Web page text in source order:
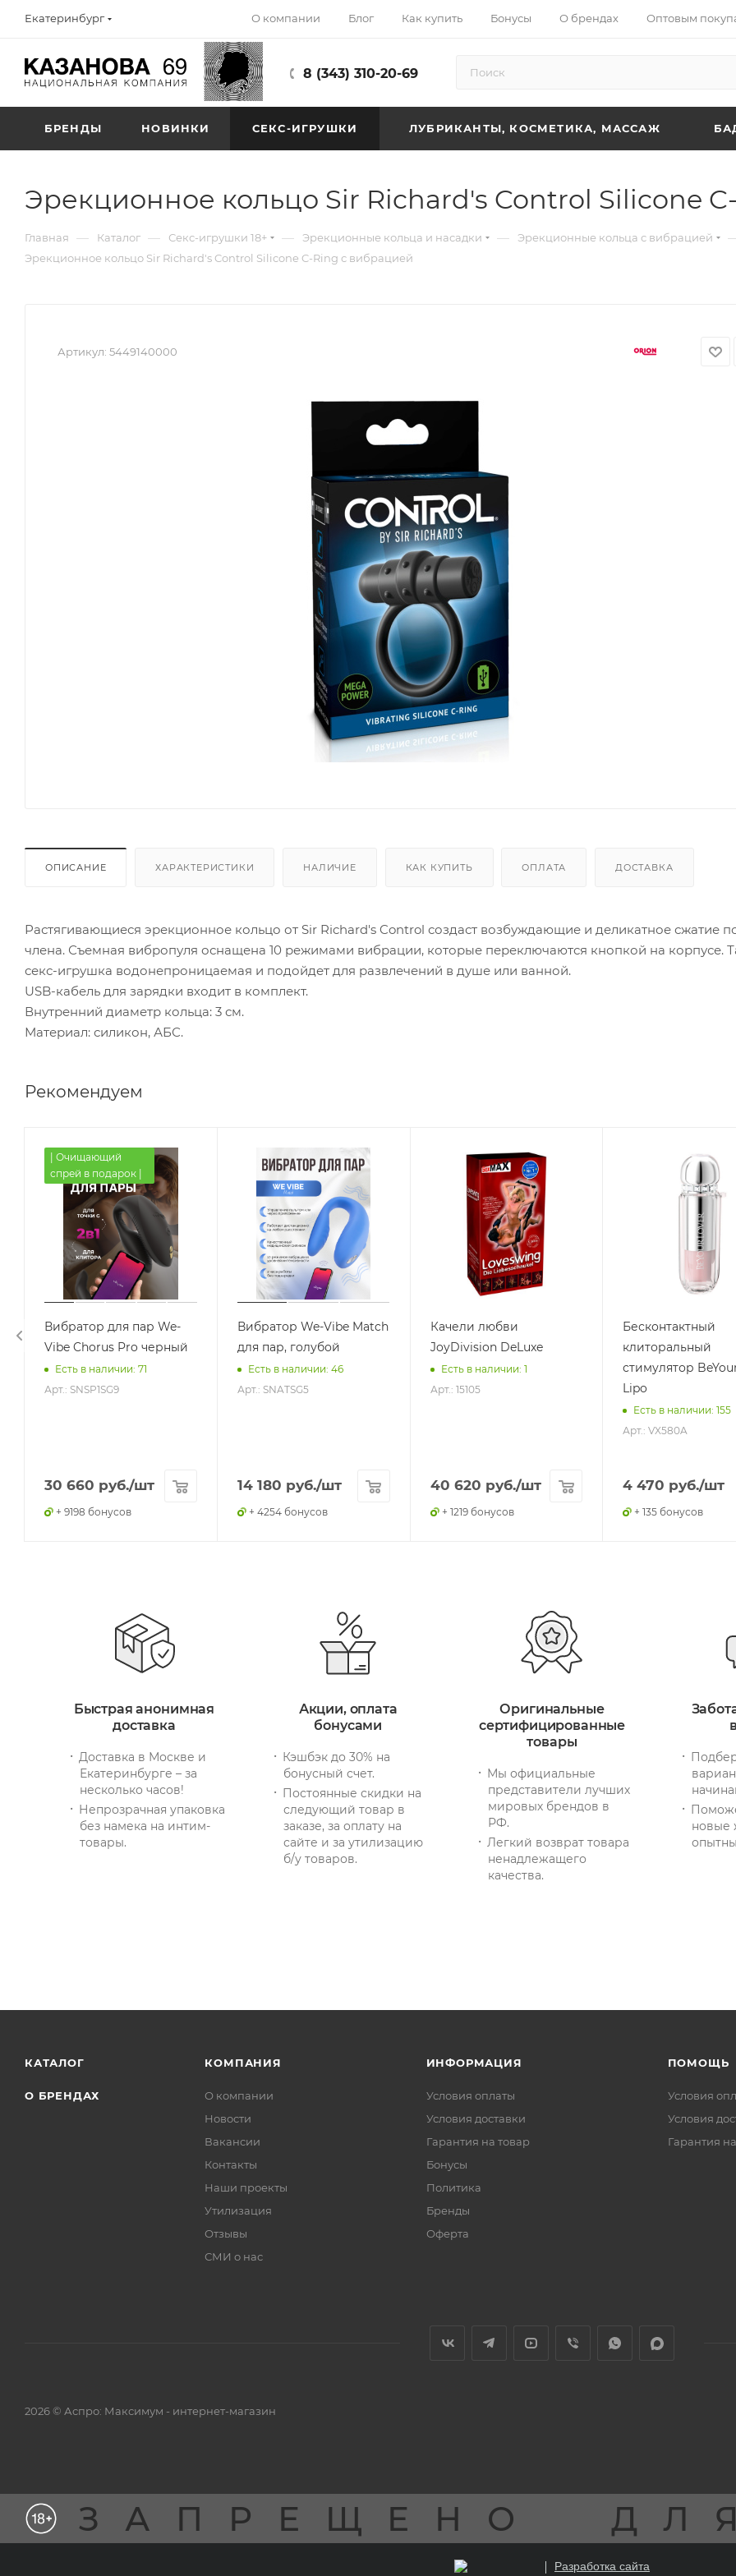
Екатеринбург О компании Блог Как купить Бонусы О брендах Оптовым
8 (343) 310-20-69
БРЕНДЫ НОВИНКИ СЕКС-ИГРУШКИ ЛУБРИКАНТЫ, КОСМЕТИКА, МАССАЖ
Эрекционное кольцо Sir Richard's Control Silicone
Главная — Каталог — Секс-игрушки 18+ — Эрекционные кольца и насадки — Эрекционные кольца с вибрацией
Эрекционное кольцо Sir Richard's Control Silicone C-Ring с вибрацией
Артикул: 5449140000
ОПИСАНИЕ ХАРАКТЕРИСТИКИ НАЛИЧИЕ КАК КУПИТЬ ОПЛАТА ДОСТАВКА
Растягивающиеся эрекционное кольцо от Sir Richard's Control создаст возбуждающие и деликатное сжатие
члена. Съемная вибропуля оснащена 10 режимами вибрации, которые переключаются кнопкой на корпусе.
секс-игрушка водонепроницаемая и подойдет для развлечений в душе или ванной.
USB-кабель для зарядки входит в комплект.
Внутренний диаметр кольца: 3 см.
Материал: силикон, АБС.
Рекомендуем
| Очищающий
спрей в подарок |
Вибратор для пар We-
Vibe Chorus Pro черный
Есть в наличии: 71
Арт.: SNSP1SG9
30 660 руб./шт
+ 9198 бонусов
Вибратор We-Vibe Match
для пар, голубой
Есть в наличии: 46
Арт.: SNATSG5
14 180 руб./шт
+ 4254 бонусов
Качели любви
JoyDivision DeLuxe
Есть в наличии: 1
Арт.: 15105
40 620 руб./шт
+ 1219 бонусов
Бесконтактный
клиторальный
стимулятор
Lipo
Есть в наличии: 155
Арт.: VX580A
4 470 руб./шт
+ 135 бонусов
Быстрая анонимная
доставка
Доставка в Москве и
Екатеринбурге – за
несколько часов!
Непрозрачная упаковка
без намека на интим-
товары.
Акции, оплата
бонусами
Кэшбэк до 30% на
бонусный счет.
Постоянные скидки на
следующий товар в
заказе, за оплату на
сайте и за утилизацию
б/у товаров.
Оригинальные
сертифицированные
товары
Мы официальные
представители лучших
мировых брендов в
РФ.
Легкий возврат товара
ненадлежащего
качества.
новые
КАТАЛОГ
О БРЕНДАХ
КОМПАНИЯ
О компании
Новости
Вакансии
Контакты
Наши проекты
Утилизация
Отзывы
СМИ о нас
ИНФОРМАЦИЯ
Условия оплаты
Условия доставки
Гарантия на товар
Бонусы
Политика
Бренды
Оферта
ПОМОЩЬ
Условия
Условия
Гарантия
2026 © Аспро: Максимум - интернет-магазин
ЗАПРЕЩЕНО
Разработка сайта